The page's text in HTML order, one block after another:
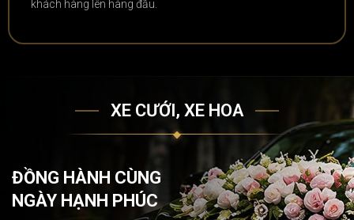
khách hàng lên hàng đầu.
XE CƯỚI, XE HOA
ĐỒNG HÀNH CÙNG
NGÀY HẠNH PHÚC